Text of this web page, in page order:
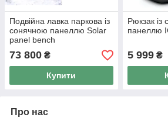
Подвійна лавка паркова із
сонячною панеллю Solar
panel bench
73 800 ₴
Купити
Рюкзак із
панеллю
5 999₴
Про нас